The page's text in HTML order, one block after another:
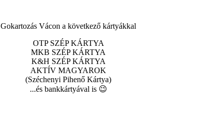
Gokartozás Vácon a következő kártyákkal
OTP SZÉP KÁRTYA
MKB SZÉP KÁRTYA
K&H SZÉP KÁRTYA
AKTÍV MAGYAROK
(Széchenyi Pihenő Kártya)
...és bankkártyával is 😉